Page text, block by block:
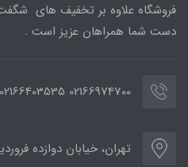
فروشگاه علاوه بر تخفیف های
دست شما همراهان عزیز است .
02166974700 02166403535
تهران، خیابان دوازده